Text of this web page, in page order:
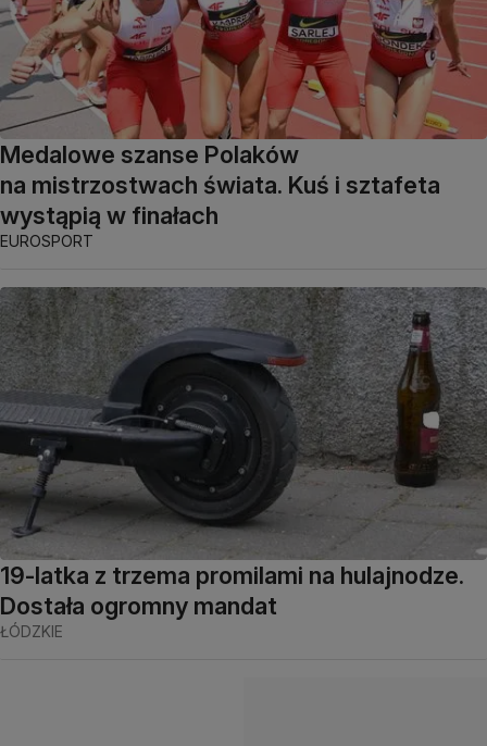
Medalowe szanse Polaków
na mistrzostwach świata. Kuś i sztafeta
wystąpią w finałach
EUROSPORT
19-latka z trzema promilami na hulajnodze.
Dostała ogromny mandat
ŁÓDZKIE